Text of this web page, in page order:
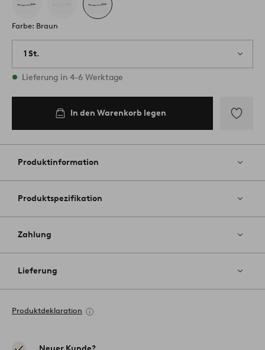
Farbe: Braun
1 St.
Vorrätig
Lieferung in 4-6 Werktage
In den Warenkorb legen
Favoriten
Produktinformation
Produktspezifikation
Zahlung
Lieferung
Produktdeklaration